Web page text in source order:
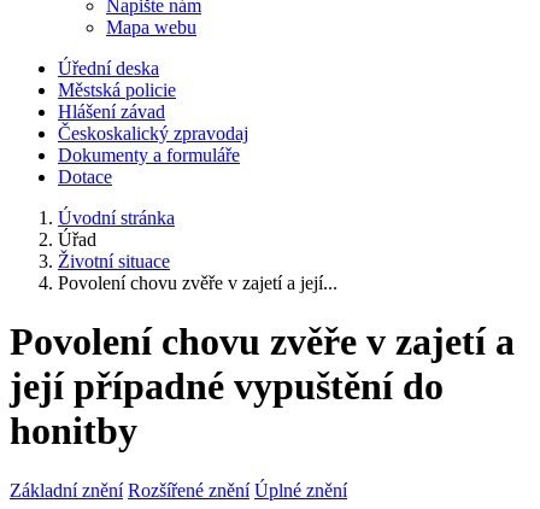
Napište nám
Mapa webu
Úřední deska
Městská policie
Hlášení závad
Českoskalický zpravodaj
Dokumenty a formuláře
Dotace
Úvodní stránka
Úřad
Životní situace
Povolení chovu zvěře v zajetí a její...
Povolení chovu zvěře v zajetí a
její případné vypuštění do
honitby
Základní znění Rozšířené znění Úplné znění